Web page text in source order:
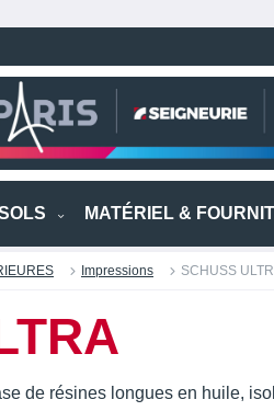
MATÉRIEL &
Impressions SCHUSS
de résines longues en huile,